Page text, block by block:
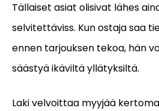
Tällaiset asiat olisivat lähes
selvitettäviss. Kun ostaja saa
ennen tarjouksen tekoa, hän
säästyä ikäviltä yllätyksiltä.
Laki velvoittaa myyjää